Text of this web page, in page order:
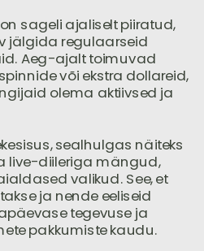
sageli ajaliselt piiratud,
jälgida regulaarseid
Aeg-ajalt toimuvad
või ekstra dollareid,
olema aktiivsed ja
sealhulgas näiteks
live-diileriga mängud,
valikud. See, et
ja nende eeliseid
tegevuse ja
pakkumiste kaudu.